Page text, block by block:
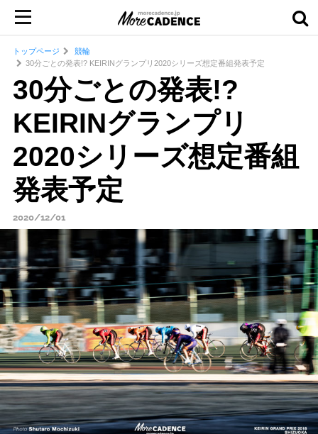
トップページ
競輪
30分ごとの発表!? KEIRINグランプリ2020シリーズ想定番組発表予定
30分ごとの発表!?
KEIRINグランプリ
2020シリーズ想定番組
発表予定
2020/12/01